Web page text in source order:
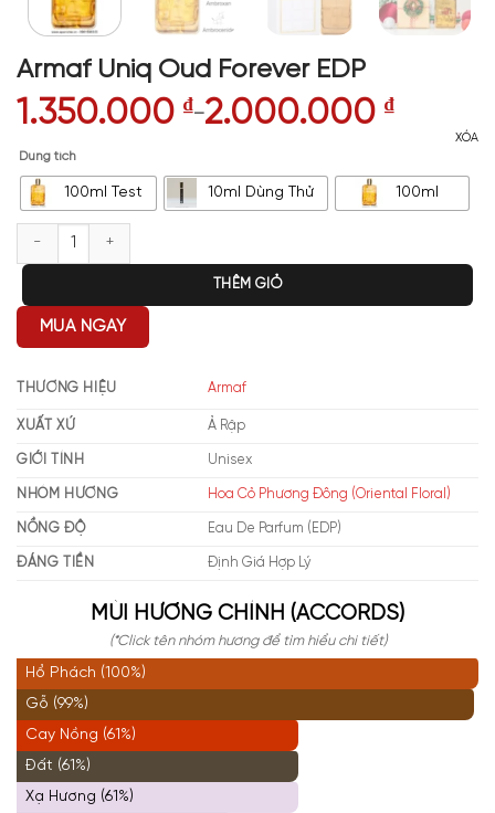
Armaf Uniq Oud Forever EDP
1.350.000 ₫–2.000.000 ₫
Dung tích
100ml Test 10ml Dùng Thử 100ml
XÓA
Armaf Uniq Oud Forever EDP số lượng
THÊM GIỎ
MUA NGAY
THƯƠNG HIỆU Armaf
XUẤT XỨ Ả Rập
GIỚI TÍNH Unisex
NHÓM HƯƠNG Hoa Cỏ Phương Đông (Oriental Floral)
NỒNG ĐỘ Eau De Parfum (EDP)
ĐÁNG TIỀN Định Giá Hợp Lý
MÙI HƯƠNG CHÍNH (ACCORDS)
(*Click tên nhóm hương để tìm hiểu chi tiết)
Hổ Phách (100%)
Gỗ (99%)
Cay Nồng (61%)
Đất (61%)
Xạ Hương (61%)